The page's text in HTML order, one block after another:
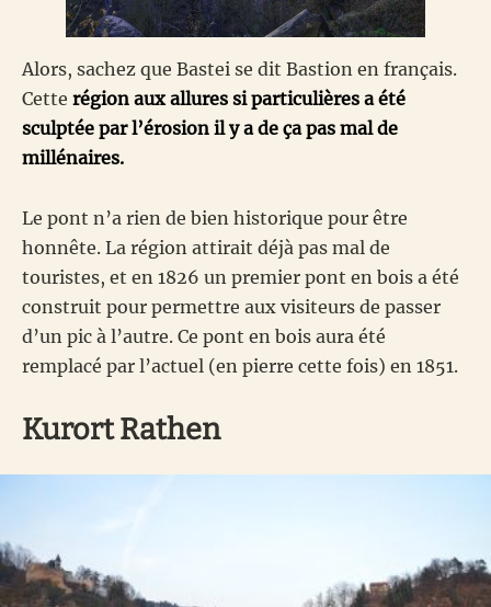
Alors, sachez que Bastei se dit Bastion en français.
Cette région aux allures si particulières a été
sculptée par l’érosion il y a de ça pas mal de
millénaires.
Le pont n’a rien de bien historique pour être
honnête. La région attirait déjà pas mal de
touristes, et en 1826 un premier pont en bois a été
construit pour permettre aux visiteurs de passer
d’un pic à l’autre. Ce pont en bois aura été
remplacé par l’actuel (en pierre cette fois) en 1851.
Kurort Rathen